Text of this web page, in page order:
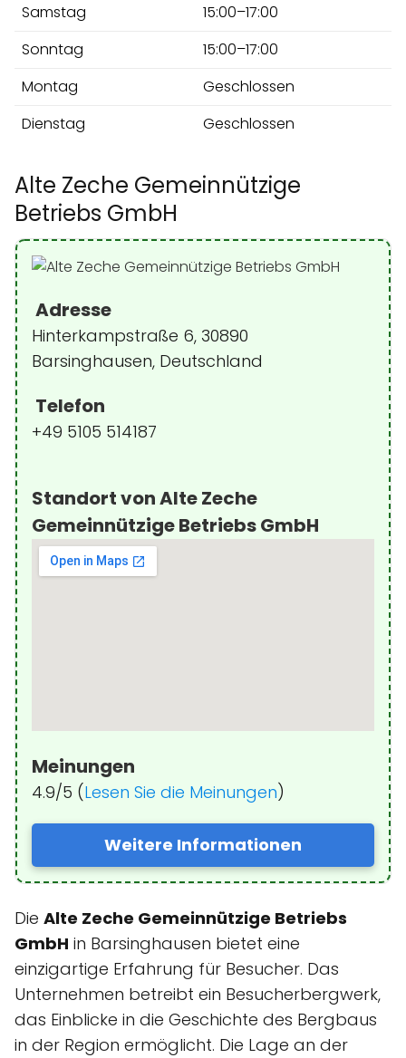
Samstag
15:00–17:00
Sonntag
15:00–17:00
Montag
Geschlossen
Dienstag
Geschlossen
Alte Zeche Gemeinnützige
Betriebs GmbH
Adresse
Hinterkampstraße 6, 30890
Barsinghausen, Deutschland
Telefon
+49 5105 514187
Standort von Alte Zeche
Gemeinnützige Betriebs GmbH
Meinungen
4.9/5 (Lesen Sie die Meinungen)
Weitere Informationen
Die Alte Zeche Gemeinnützige Betriebs
GmbH in Barsinghausen bietet eine
einzigartige Erfahrung für Besucher. Das
Unternehmen betreibt ein Besucherbergwerk,
das Einblicke in die Geschichte des Bergbaus
in der Region ermöglicht. Die Lage an der